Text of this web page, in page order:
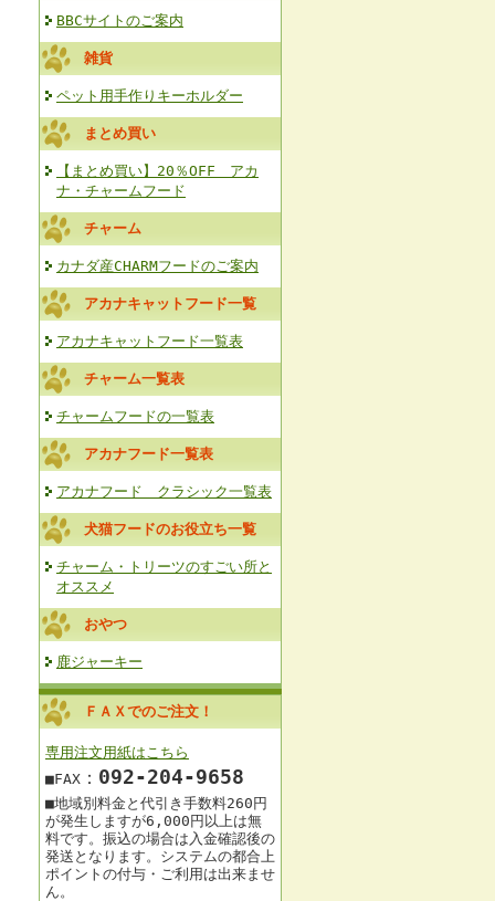
BBCサイトのご案内
雑貨
ペット用手作りキーホルダー
まとめ買い
【まとめ買い】20％OFF アカ
ナ・チャームフード
チャーム
カナダ産CHARMフードのご案内
アカナキャットフード一覧
アカナキャットフード一覧表
チャーム一覧表
チャームフードの一覧表
アカナフード一覧表
アカナフード クラシック一覧表
犬猫フードのお役立ち一覧
チャーム・トリーツのすごい所と
オススメ
おやつ
鹿ジャーキー
ＦＡＸでのご注文！
専用注文用紙はこちら
■FAX ： 092‐204-9658
■地域別料金と 代引き手数料260円
が発生しますが6,000円以上は無
料です。 振込の場合は入金確認後の
発送となります。 システムの都合上
ポイントの付与・ご利用は出来ませ
ん。